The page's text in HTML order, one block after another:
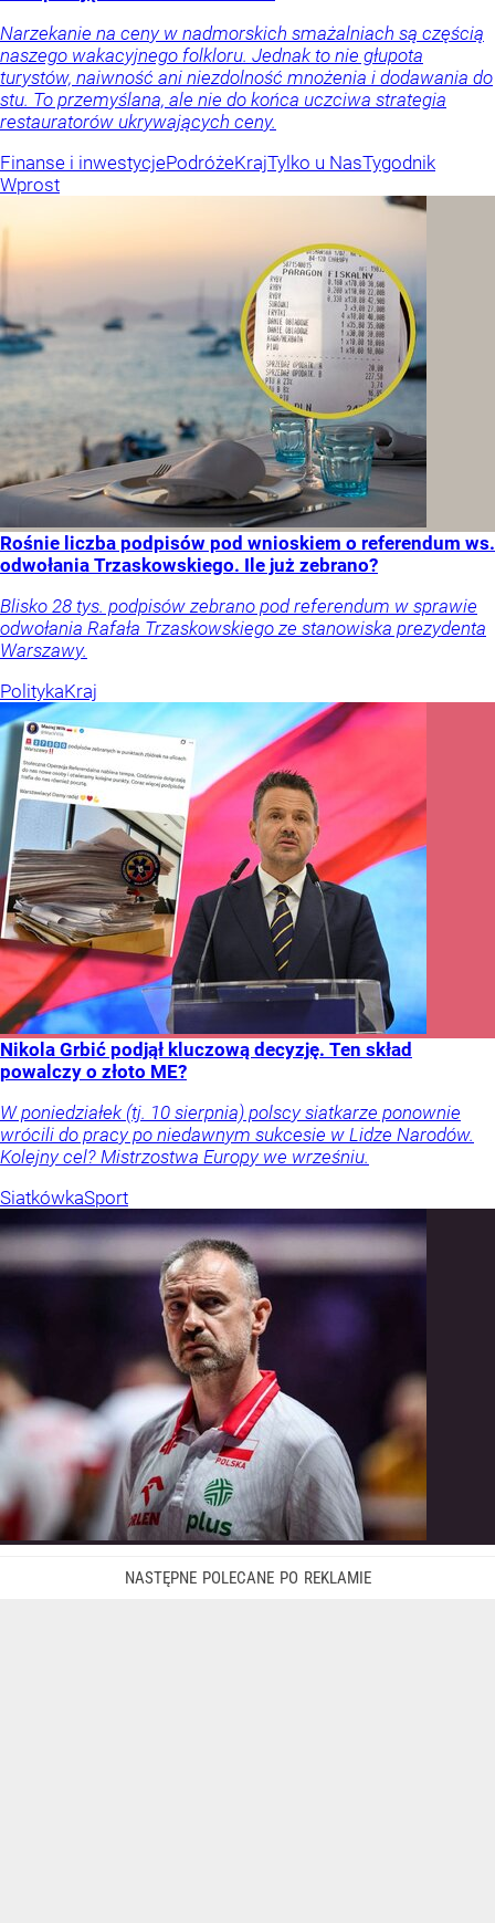
Narzekanie na ceny w nadmorskich smażalniach są częścią
naszego wakacyjnego folkloru. Jednak to nie głupota
turystów, naiwność ani niezdolność mnożenia i dodawania do
stu. To przemyślana, ale nie do końca uczciwa strategia
restauratorów ukrywających ceny.
Finanse i inwestycjePodróżeKrajTylko u NasTygodnik
Wprost
Rośnie liczba podpisów pod wnioskiem o referendum ws.
odwołania Trzaskowskiego. Ile już zebrano?
Blisko 28 tys. podpisów zebrano pod referendum w sprawie
odwołania Rafała Trzaskowskiego ze stanowiska prezydenta
Warszawy.
PolitykaKraj
Nikola Grbić podjął kluczową decyzję. Ten skład
powalczy o złoto ME?
W poniedziałek (tj. 10 sierpnia) polscy siatkarze ponownie
wrócili do pracy po niedawnym sukcesie w Lidze Narodów.
Kolejny cel? Mistrzostwa Europy we wrześniu.
SiatkówkaSport